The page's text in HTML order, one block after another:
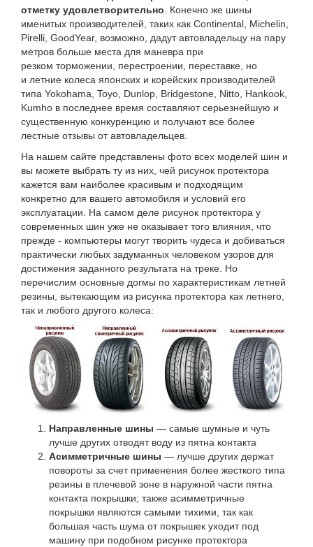
отметку удовлетворительно . Конечно же шины
именитых производителей, таких как Continental, Michelin,
Pirelli, GoodYear, возможно, дадут автовладельцу на пару
метров больше места для маневра при
резком торможении, перестроении, переставке, но
и летние колеса японских и корейских производителей
типа Yokohama, Toyo, Dunlop, Bridgestone, Nitto, Hankook,
Kumho в последнее время составляют серьезнейшую и
существенную конкуренцию и получают все более
лестные отзывы от автовладельцев.
На нашем сайте представлены фото всех моделей шин и
вы можете выбрать ту из них, чей рисунок протектора
кажется вам наиболее красивым и подходящим
конкретно для вашего автомобиля и условий его
эксплуатации. На самом деле рисунок протектора у
современных шин уже не оказывает того влияния, что
прежде - компьютеры могут творить чудеса и добиваться
практически любых задуманных человеком узоров для
достижения заданного результата на треке. Но
перечислим основные догмы по характеристикам летней
резины, вытекающим из рисунка протектора как летнего,
так и любого другого колеса:
Направленные шины — самые шумные и чуть
лучше других отводят воду из пятна контакта
Асимметричные шины — лучше других держат
повороты за счет применения более жесткого типа
резины в плечевой зоне в наружной части пятна
контакта покрышки; также асимметричные
покрышки являются самыми тихими, так как
большая часть шума от покрышек уходит под
машину при подобном рисунке протектора